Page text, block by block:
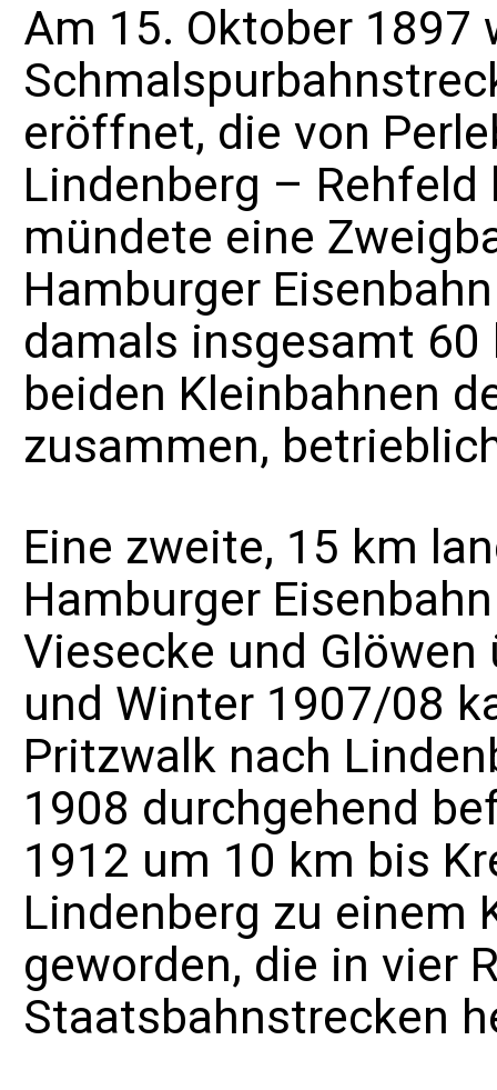
Am 15. Oktober 1897
eröffnet, die von
Lindenberg –
mündete eine
Hamburger
damals insgesamt
beiden Kleinbahnen
zusammen,
Eine zweite, 15 km
Hamburger
Viesecke und
und Winter 1907/08
Pritzwalk nach
1908 durchgehend
1912 um 10 km bis
Lindenberg zu einem
geworden, die in vier
Staatsbahnstrecken